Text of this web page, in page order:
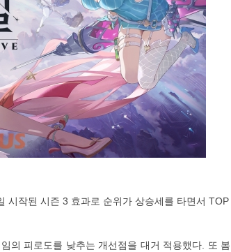
작된 시즌 3 효과로 순위가 상승세를 타면서
피로도를 낮추는 개선점을 대거 적용했다. 또